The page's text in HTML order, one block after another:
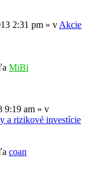
2:31 pm » vAkcie
MiBi
9:19 am » v
a rizikové investície
coan